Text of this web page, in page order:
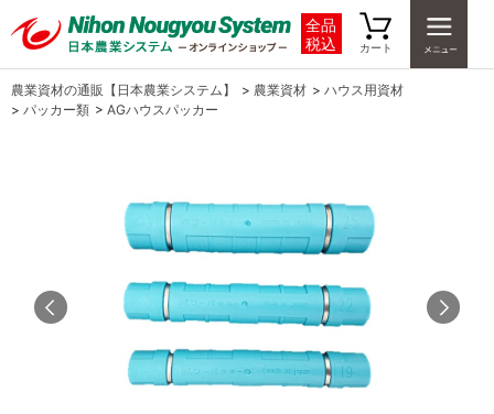
全品
税込
カート
農業資材の通販【日本農業システム】 > 農業資材 > ハウス用資材
> パッカー類 > AGハウスパッカー